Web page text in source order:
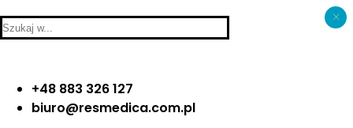
Skip
to
Menu
Close
Search
+48 883 326 127
biuro@resmedica.com.pl
×